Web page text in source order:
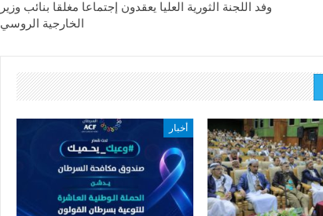
وفد اللجنة الثورية العليا يعقدون إجتماعا مغلقا بنائب وزير
الخارجية الروسي
أخبار